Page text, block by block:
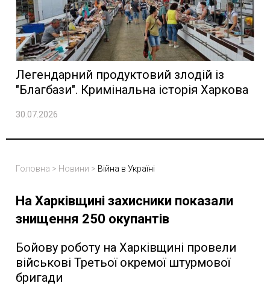
Легендарний продуктовий злодій із
"Благбази". Кримінальна історія Харкова
30.07.2026
Головна > Новини > Війна в Україні
На Харківщині захисники показали
знищення 250 окупантів
Бойову роботу на Харківщині провели
військові Третьої окремої штурмової
бригади